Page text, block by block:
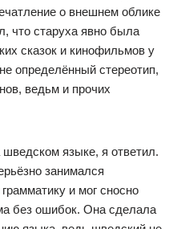
о внешнем облике
что старуха явно была
сказок и кинофильмов у
определённый стереотип,
ведьм и прочих
языке, я ответил.
занимался
и мог сносно
без ошибок. Она сделала